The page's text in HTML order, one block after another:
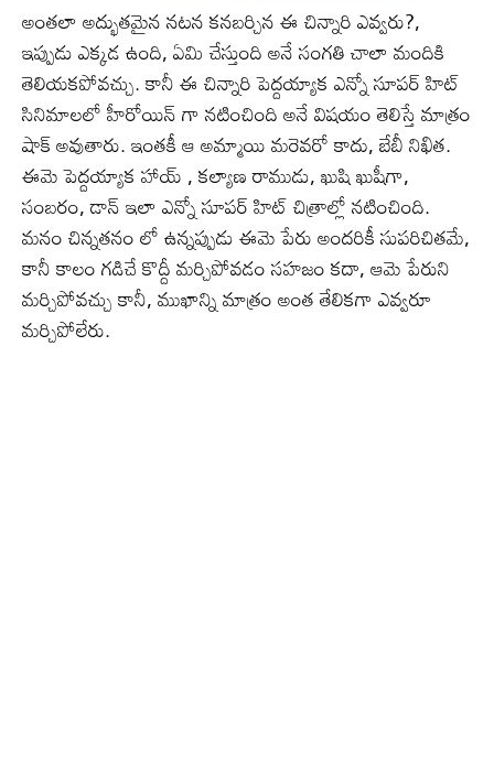
అంతలా అద్భుతమైన నటన కనబర్చిన ఈ చిన్నారి ఎవ్వరు?,
ఇప్పుడు ఎక్కడ ఉంది, ఏమి చేస్తుంది అనే సంగతి చాలా మందికి
తెలియకపోవచ్చు. కానీ ఈ చిన్నారి పెద్దయ్యాక ఎన్నో సూపర్ హిట్
సినిమాలలో హీరోయిన్ గా నటించింది అనే విషయం తెలిస్తే మాత్రం
షాక్ అవుతారు. ఇంతకీ ఆ అమ్మాయి మరెవరో కాదు, బేబీ నిఖిత.
ఈమె పెద్దయ్యాక హాయ్ , కల్యాణ రాముడు, ఖుషి ఖుషీగా,
సంబరం, డాన్ ఇలా ఎన్నో సూపర్ హిట్ చిత్రాల్లో నటించింది.
మనం చిన్నతనం లో ఉన్నప్పుడు ఈమె పేరు అందరికీ సుపరిచితమే,
కానీ కాలం గడిచే కొద్దీ మర్చిపోవడం సహజం కదా, ఆమె పేరుని
మర్చిపోవచ్చు కానీ, ముఖాన్ని మాత్రం అంత తేలికగా ఎవ్వరూ
మర్చిపోలేరు.